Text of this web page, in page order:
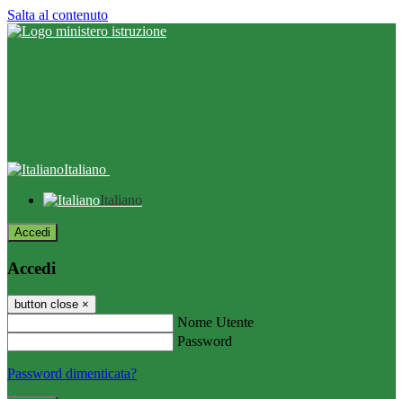
Salta al contenuto
Italiano
Italiano
Accedi
Accedi
button close ×
Nome Utente
Password
Password dimenticata?